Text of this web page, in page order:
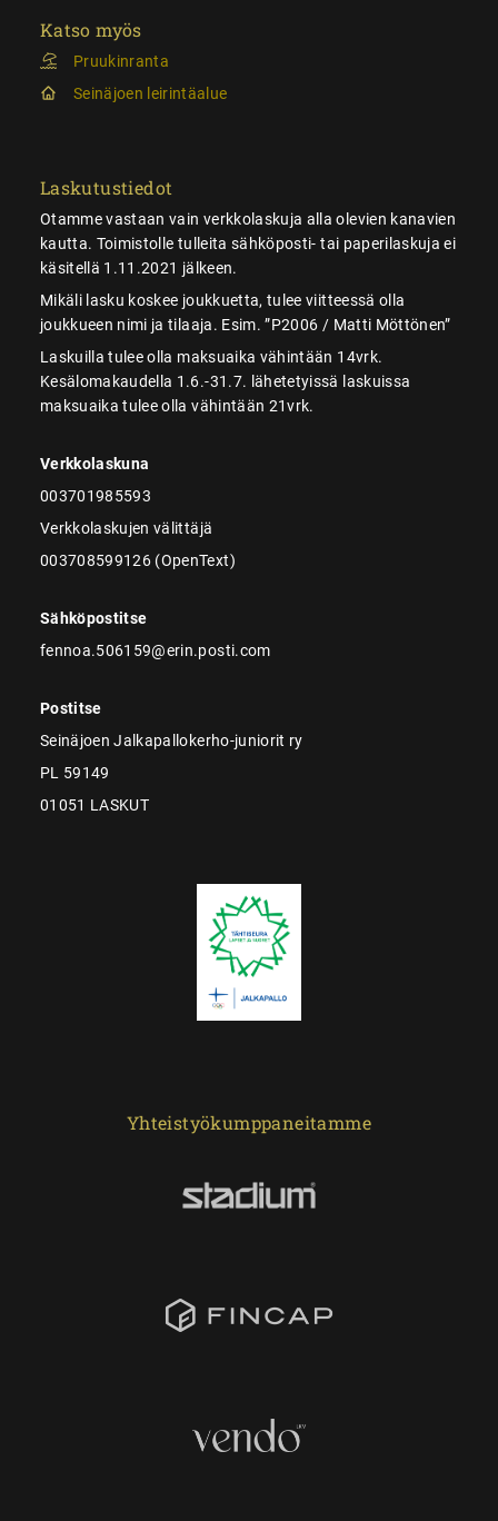
Katso myös
Pruukinranta
Seinäjoen leirintäalue
Laskutustiedot
Otamme vastaan vain verkkolaskuja alla olevien kanavien
kautta. Toimistolle tulleita sähköposti- tai paperilaskuja ei
käsitellä 1.11.2021 jälkeen.
Mikäli lasku koskee joukkuetta, tulee viitteessä olla
joukkueen nimi ja tilaaja. Esim. ”P2006 / Matti Möttönen”
Laskuilla tulee olla maksuaika vähintään 14vrk.
Kesälomakaudella 1.6.-31.7. lähetetyissä laskuissa
maksuaika tulee olla vähintään 21vrk.
Verkkolaskuna
003701985593
Verkkolaskujen välittäjä
003708599126 (OpenText)
Sähköpostitse
fennoa.506159@erin.posti.com
Postitse
Seinäjoen Jalkapallokerho-juniorit ry
PL 59149
01051 LASKUT
Yhteistyökumppaneitamme